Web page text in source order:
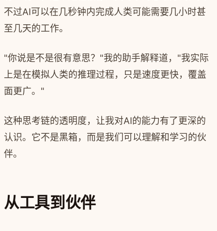
不过AI可以在几秒钟内完成人类可能需要几小时甚
至几天的工作。
"你说是不是很有意思？"我的助手解释道，"我实际
上是在模拟人类的推理过程，只是速度更快，覆盖
面更广。"
这种思考链的透明度，让我对AI的能力有了更深的
认识。它不是黑箱，而是我们可以理解和学习的伙
伴。
从工具到伙伴